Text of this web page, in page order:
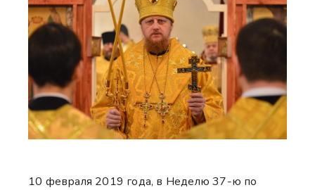
10 февраля 2019 года, в Неделю 37-ю по